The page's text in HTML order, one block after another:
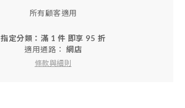
所有顧客適用
指定分類：滿 1 件 即享 95 折
適用通路： 網店
條款與細則